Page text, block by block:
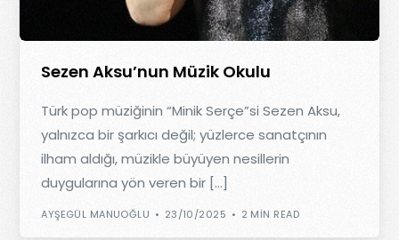
Sezen Aksu’nun Müzik Okulu
Türk pop müziğinin “Minik Serçe”si Sezen Aksu,
yalnızca bir şarkıcı değil; yüzlerce sanatçının
ilham aldığı, müzikle büyüyen nesillerin
duygularına yön veren bir […]
AYŞEGÜL MANUOĞLU 23/10/2025 2 MIN READ